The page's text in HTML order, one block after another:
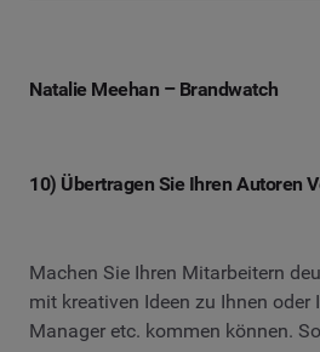
Natalie Meehan – Brandwatch
10) Übertragen Sie Ihren Autoren
Machen Sie Ihren Mitarbeitern
mit kreativen Ideen zu Ihnen oder
Manager etc. kommen können.